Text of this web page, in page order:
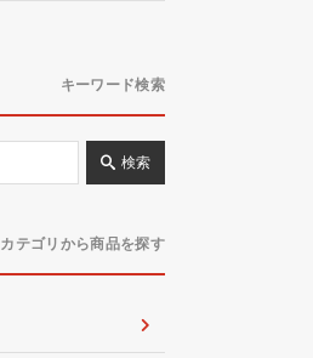
キーワード検索
検索
カテゴリから商品を探す